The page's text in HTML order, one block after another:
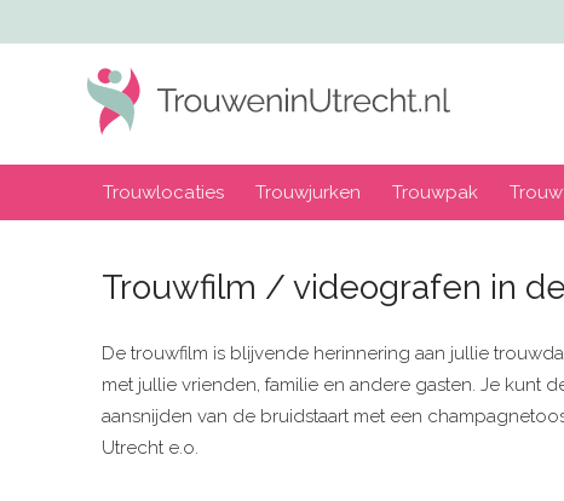
Trouwlocaties Trouwjurken Trouwpak
Trouwfilm / videografen in
De trouwfilm is blijvende herinnering aan jullie
met jullie vrienden, familie en andere gasten. Je
aansnijden van de bruidstaart met een
Utrecht e.o.